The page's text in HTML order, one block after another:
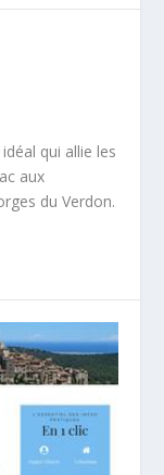
qui allie les
aux
du Verdon.